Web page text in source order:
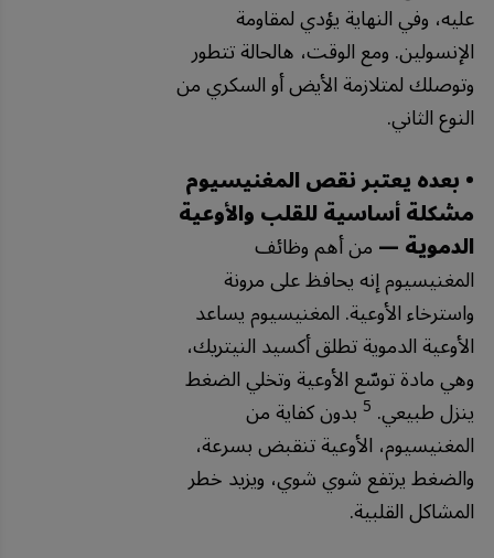
عليه، وفي النهاية يؤدي لمقاومة
الإنسولين. ومع الوقت، هالحالة تتطور
وتوصلك لمتلازمة الأيض أو السكري من
النوع الثاني.
• بعده يعتبر نقص المغنيسيوم
مشكلة أساسية للقلب والأوعية
الدموية —من أهم وظائف
المغنيسيوم إنه يحافظ على مرونة
واسترخاء الأوعية. المغنيسيوم يساعد
الأوعية الدموية تطلق أكسيد النيتريك،
وهي مادة توسّع الأوعية وتخلي الضغط
ينزل طبيعي. 5 بدون كفاية من
المغنيسيوم، الأوعية تنقبض بسرعة،
والضغط يرتفع شوي شوي، ويزيد خطر
المشاكل القلبية.